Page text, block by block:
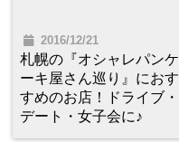
2016/12/21
札幌の『オシャレパンケ
ーキ屋さん巡り』におす
すめのお店！ドライブ・
デート・女子会に♪